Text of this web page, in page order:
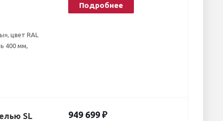
цвет RAL
400 мм,
Подробнее
SL 949 699 ₽